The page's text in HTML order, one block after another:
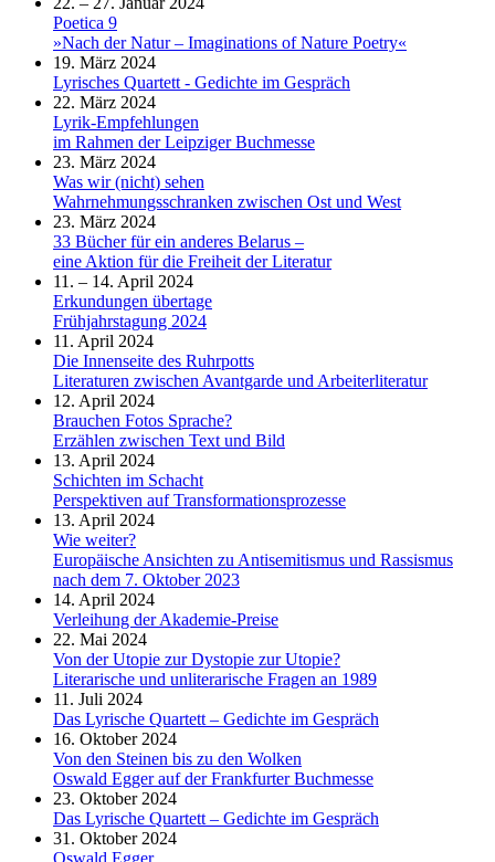
Poetica 9
»Nach der Natur – Imaginations of Nature Poetry«
19. März 2024
Lyrisches Quartett - Gedichte im Gespräch
22. März 2024
Lyrik-Empfehlungen
im Rahmen der Leipziger Buchmesse
23. März 2024
Was wir (nicht) sehen
Wahrnehmungsschranken zwischen Ost und West
23. März 2024
33 Bücher für ein anderes Belarus –
eine Aktion für die Freiheit der Literatur
11. – 14. April 2024
Erkundungen übertage
Frühjahrstagung 2024
11. April 2024
Die Innenseite des Ruhrpotts
Literaturen zwischen Avantgarde und Arbeiterliteratur
12. April 2024
Brauchen Fotos Sprache?
Erzählen zwischen Text und Bild
13. April 2024
Schichten im Schacht
Perspektiven auf Transformationsprozesse
13. April 2024
Wie weiter?
Europäische Ansichten zu Antisemitismus und Rassismus
nach dem 7. Oktober 2023
14. April 2024
Verleihung der Akademie-Preise
22. Mai 2024
Von der Utopie zur Dystopie zur Utopie?
Literarische und unliterarische Fragen an 1989
11. Juli 2024
Das Lyrische Quartett – Gedichte im Gespräch
16. Oktober 2024
Von den Steinen bis zu den Wolken
Oswald Egger auf der Frankfurter Buchmesse
23. Oktober 2024
Das Lyrische Quartett – Gedichte im Gespräch
31. Oktober 2024
Oswald Egger